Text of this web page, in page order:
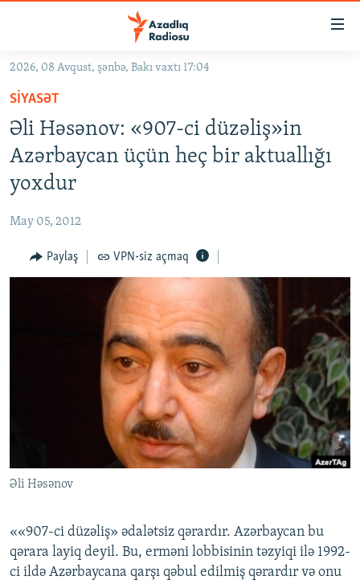
Əsas
qayıt
Əsas
naviqasiyaya
qayıt
Axtarışa
GÜNDƏM
#İZAHLA
KORRUPSIOMETR
#ƏSLINDƏ
QANUNI DOĞRU
ARAŞDIRMA
AZƏRBAYCAN ƏDƏBIYYATI KITABXANASI
İSLAM VƏ DEMOKRATIYA
İZ - MƏDƏNIYYƏT PROQRAMI
PEŞƏ ETIKASI VƏ JURNALISTIKA STANDARTLARIMIZ
MATERIALLARIMIZDAN ISTIFADƏ
AZADLIQRADIOSU MOBIL TELEFONUNUZDA
BIZIMLƏ ƏLAQƏ
RFE/RL-in bütün saytları
2026, 08 Avqust, şənbə, Bakı vaxtı 17:04
SIYASƏT
Əli Həsənov: «907-ci düzəliş»in
Azərbaycan üçün heç bir aktuallığı
yoxdur
May 05, 2012
Paylaş VPN-siz açmaq
Əli Həsənov
««907-ci düzəliş» ədalətsiz qərardır. Azərbaycan bu
qərara layiq deyil. Bu, erməni lobbisinin təzyiqi ilə 1992-
ci ildə Azərbaycana qarşı qəbul edilmiş qərardır və onu